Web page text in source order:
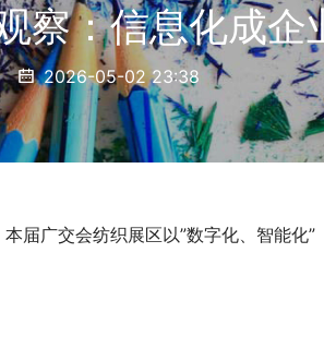
察：信息化成企
2026-05-02 23:38
届广交会纺织展区以”数字化、智能化”